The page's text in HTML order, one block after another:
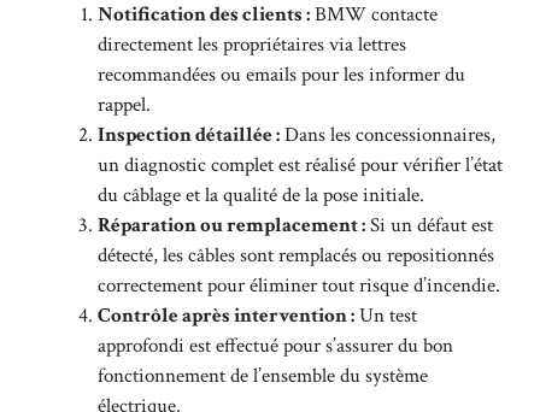
Notification des clients :BMW contacte
directement les propriétaires via lettres
recommandées ou emails pour les informer du
rappel.
Inspection détaillée :Dans les concessionnaires,
un diagnostic complet est réalisé pour vérifier l’état
du câblage et la qualité de la pose initiale.
Réparation ou remplacement :Si un défaut est
détecté, les câbles sont remplacés ou repositionnés
correctement pour éliminer tout risque d’incendie.
Contrôle après intervention :Un test
approfondi est effectué pour s’assurer du bon
fonctionnement de l’ensemble du système
électrique.